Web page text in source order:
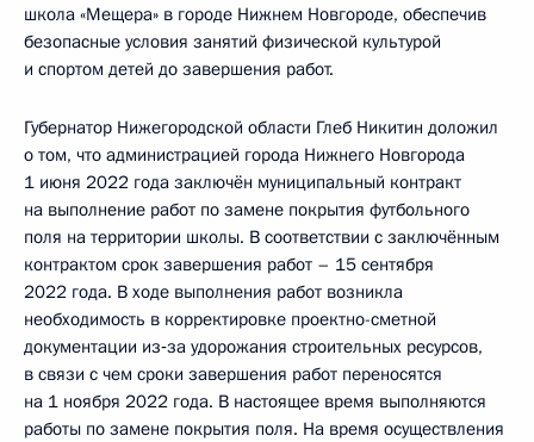
школа «Мещера» в городе Нижнем Новгороде, обеспечив
безопасные условия занятий физической культурой
и спортом детей до завершения работ.
Губернатор Нижегородской области Глеб Никитин доложил
о том, что администрацией города Нижнего Новгорода
1 июня 2022 года заключён муниципальный контракт
на выполнение работ по замене покрытия футбольного
поля на территории школы. В соответствии с заключённым
контрактом срок завершения работ – 15 сентября
2022 года. В ходе выполнения работ возникла
необходимость в корректировке проектно-сметной
документации из‑за удорожания строительных ресурсов,
в связи с чем сроки завершения работ переносятся
на 1 ноября 2022 года. В настоящее время выполняются
работы по замене покрытия поля. На время осуществления